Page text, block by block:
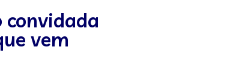
convidada
vem